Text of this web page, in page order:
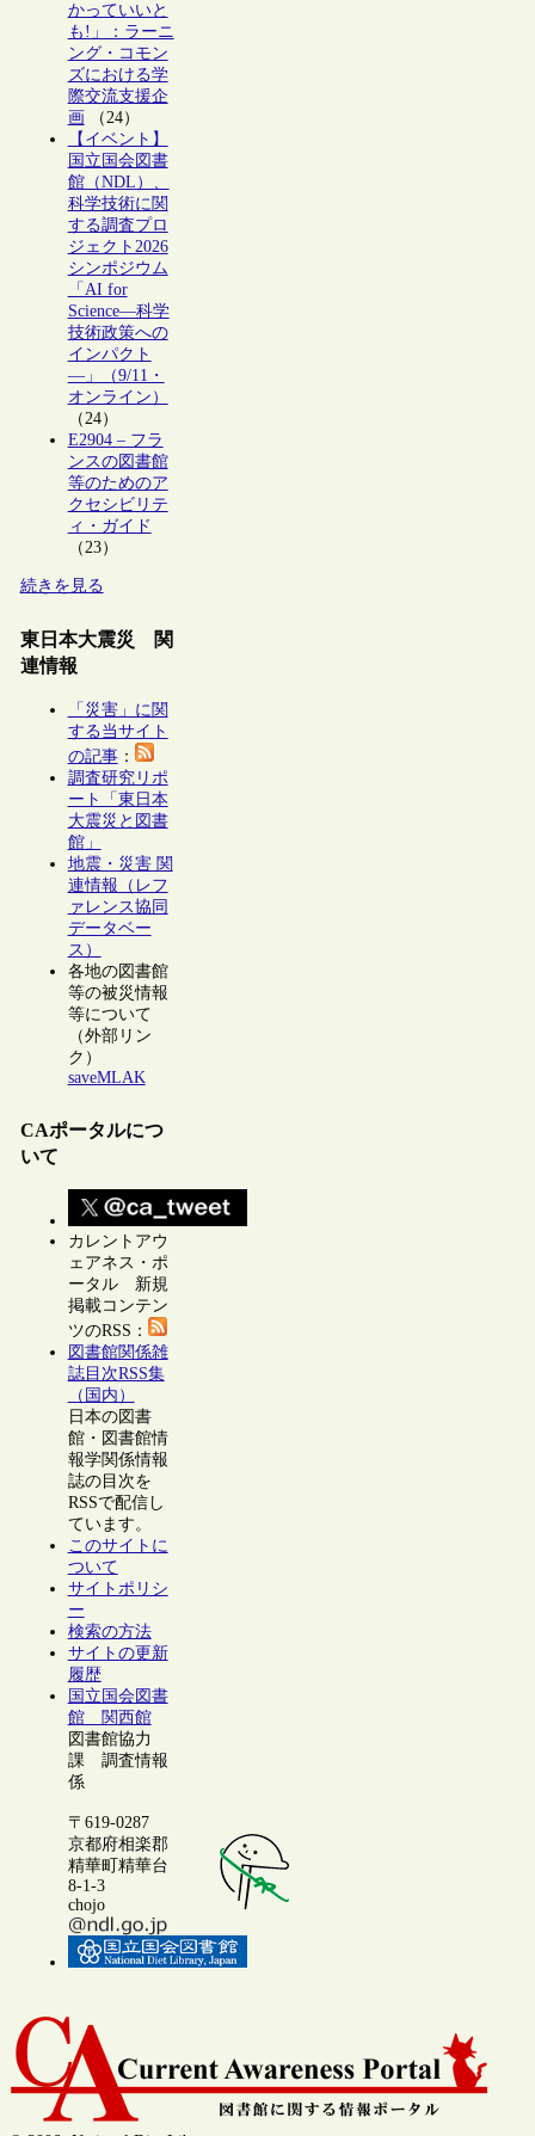
かっていいと
も!」：ラーニ
ング・コモン
ズにおける学
際交流支援企
画 （24）
【イベント】
国立国会図書
館（NDL）、
科学技術に関
する調査プロ
ジェクト2026
シンポジウム
「AI for
Science―科学
技術政策への
インパクト
―」（9/11・
オンライン）
（24）
E2904 – フラ
ンスの図書館
等のためのア
クセシビリテ
ィ・ガイド
（23）
続きを見る
東日本大震災 関
連情報
「災害」に関
する当サイト
の記事：
調査研究リポ
ート「東日本
大震災と図書
館」
地震・災害 関
連情報（レフ
ァレンス協同
データベー
ス）
各地の図書館
等の被災情報
等について
（外部リン
ク）
saveMLAK
CAポータルにつ
いて
カレントアウ
ェアネス・ポ
ータル 新規
掲載コンテン
ツのRSS：
図書館関係雑
誌目次RSS集
（国内）
日本の図書
館・図書館情
報学関係情報
誌の目次を
RSSで配信し
ています。
このサイトに
ついて
サイトポリシ
ー
検索の方法
サイトの更新
履歴
国立国会図書
館 関西館
図書館協力
課 調査情報
係
〒619-0287
京都府相楽郡
精華町精華台
8-1-3
chojo